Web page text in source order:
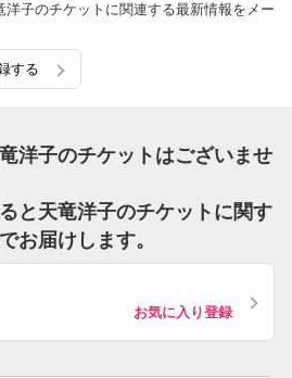
子のチケットに関連する最新情報をメー
する
洋子のチケットはございませ
と天竜洋子のチケットに関す
お届けします。
お気に入り登録